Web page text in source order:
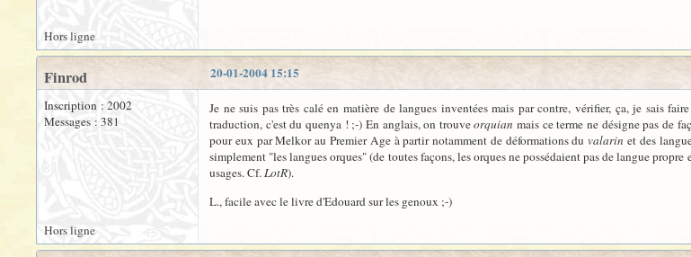
Hors ligne
20-01-2004 15:15
Finrod
Inscription : 2002
Messages : 381
Je ne suis pas très calé en matière de langues inventées mais par contre, vérifier, ça, je sais
traduction, c'est du quenya ! ;-) En anglais, on trouveorquian mais ce terme ne désigne pas de
pour eux par Melkor au Premier Age à partir notamment de déformations duvalarin et des
simplement "les langues orques" (de toutes façons, les orques ne possédaient pas de langue
usages. Cf.LotR).
L., facile avec le livre d'Edouard sur les genoux ;-)
Hors ligne